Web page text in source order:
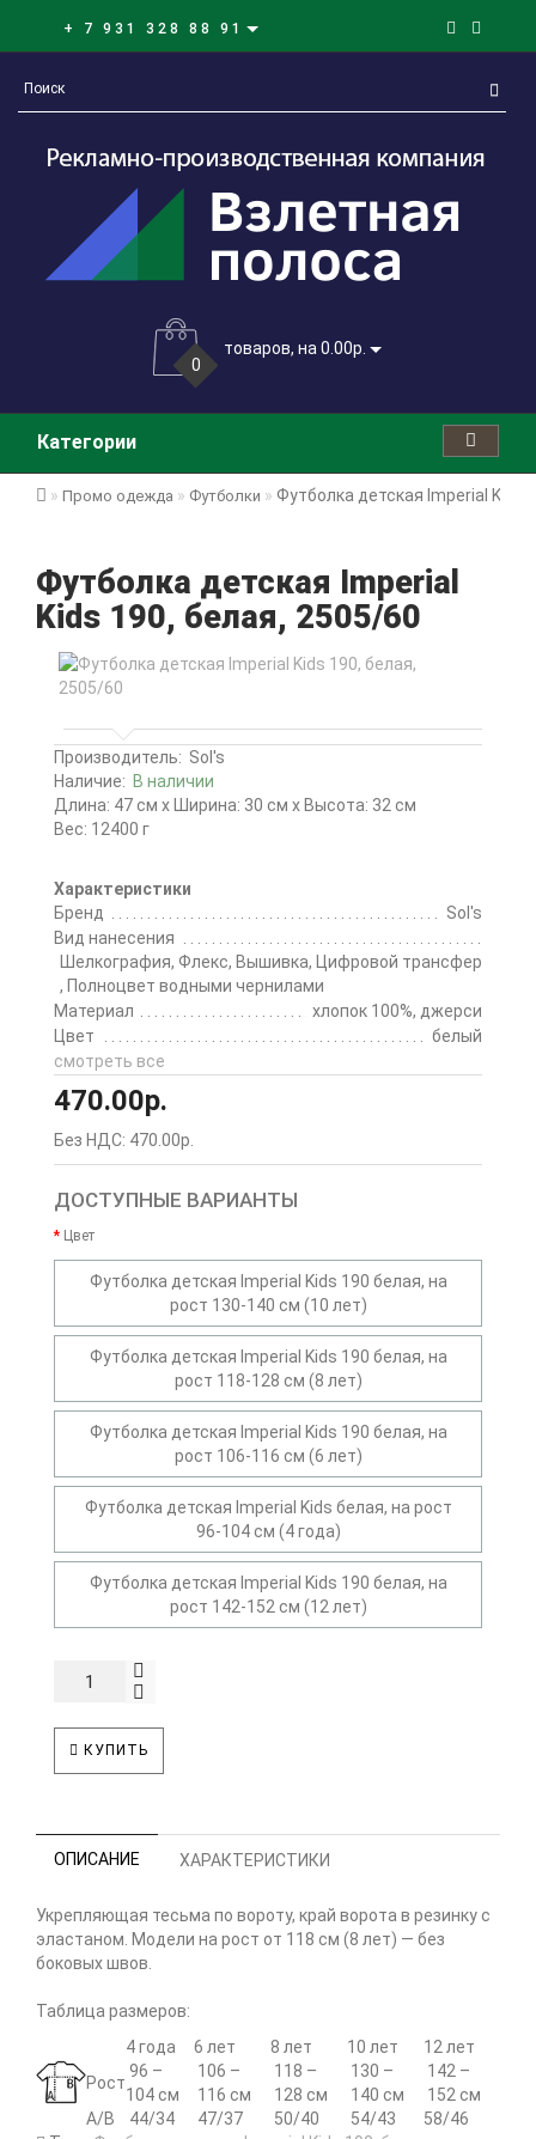
+ 7 931 328 88 91
0
товаров, на 0.00р.
Категории
Промо одежда Футболки Футболка детская Imperial Kids
Футболка детская Imperial
Kids 190, белая, 2505/60
Производитель: Sol's
Наличие: В наличии
Длина: 47 см x Ширина: 30 см x Высота: 32 см
Вес: 12400 г
Характеристики
Бренд
Sol's
Вид нанесения
Шелкография, Флекс, Вышивка, Цифровой трансфер
, Полноцвет водными чернилами
Материал
хлопок 100%, джерси
Цвет
белый
смотреть все
470.00р.
Без НДС: 470.00р.
ДОСТУПНЫЕ ВАРИАНТЫ
Цвет
Футболка детская Imperial Kids 190 белая, на
рост 130-140 см (10 лет)
Футболка детская Imperial Kids 190 белая, на
рост 118-128 см (8 лет)
Футболка детская Imperial Kids 190 белая, на
рост 106-116 см (6 лет)
Футболка детская Imperial Kids белая, на рост
96-104 см (4 года)
Футболка детская Imperial Kids 190 белая, на
рост 142-152 см (12 лет)
КУПИТЬ
ОПИСАНИЕ ХАРАКТЕРИСТИКИ
Укрепляющая тесьма по вороту, край ворота в резинку с
эластаном. Модели на рост от 118 см (8 лет) — без
боковых швов.
Таблица размеров:
4 года
6 лет 8 лет 10 лет
12 лет
Рост
96 –
104 см
106 –
116 см
118 –
128 см
130 –
140 см
142 –
152 см
A/B
44/34 47/37 50/40 54/43
58/46